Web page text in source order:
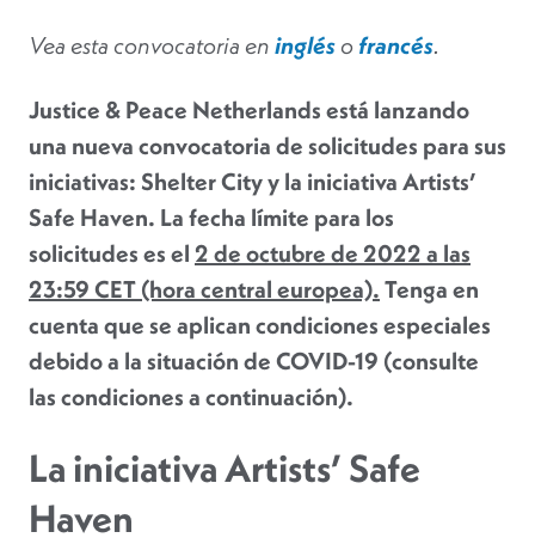
Vea esta convocatoria eninglésofrancés.
Justice & Peace Netherlands está lanzando
una nueva convocatoria de solicitudes para sus
iniciativas: Shelter City y la iniciativa Artists’
Safe Haven. La fecha límite para los
solicitudes es el2 de octubre de 2022 a las
23:59 CET (hora central europea).Tenga en
cuenta que se aplican condiciones especiales
debido a la situación de COVID-19 (consulte
las condiciones a continuación).
La iniciativa Artists’ Safe
Haven